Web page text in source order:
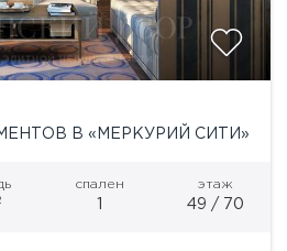
В «МЕРКУРИЙ СИТИ»
спален
1
этаж
49 / 70